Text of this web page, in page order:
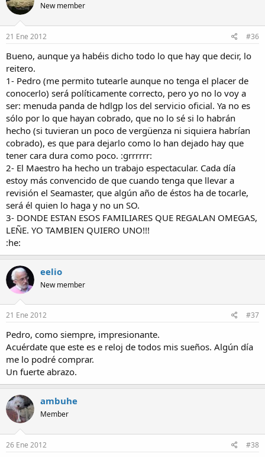
New member
21 Ene 2012 #36
Bueno, aunque ya habéis dicho todo lo que hay que decir, lo
reitero.
1- Pedro (me permito tutearle aunque no tenga el placer de
conocerlo) será políticamente correcto, pero yo no lo voy a
ser: menuda panda de hdlgp los del servicio oficial. Ya no es
sólo por lo que hayan cobrado, que no lo sé si lo habrán
hecho (si tuvieran un poco de vergüenza ni siquiera habrían
cobrado), es que para dejarlo como lo han dejado hay que
tener cara dura como poco. :grrrrrr:
2- El Maestro ha hecho un trabajo espectacular. Cada día
estoy más convencido de que cuando tenga que llevar a
revisión el Seamaster, que algún año de éstos ha de tocarle,
será él quien lo haga y no un SO.
3- DONDE ESTAN ESOS FAMILIARES QUE REGALAN OMEGAS,
LEÑE. YO TAMBIEN QUIERO UNO!!!
:he:
eelio
New member
21 Ene 2012 #37
Pedro, como siempre, impresionante.
Acuérdate que este es e reloj de todos mis sueños. Algún día
me lo podré comprar.
Un fuerte abrazo.
ambuhe
Member
26 Ene 2012 #38